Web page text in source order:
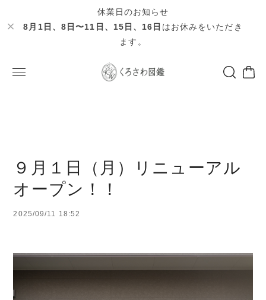
休業日のお知らせ
8月1日、8日〜11日、15日、16日 はお休みをいただき
ます。
９月１日（月）リニューアル
オープン！！
2025/09/11 18:52